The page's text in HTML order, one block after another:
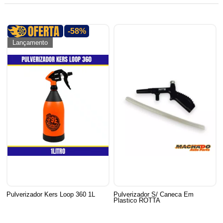
-58%
Lançamento
Pulverizador Kers Loop 360 1L
Pulverizador S/ Caneca Em
Plastico ROTTA